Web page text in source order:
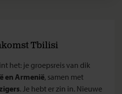
Tbilisi
het: je groepsreis van dik
en Armenië, samen met
. Je hebt er zin in. Nieuwe